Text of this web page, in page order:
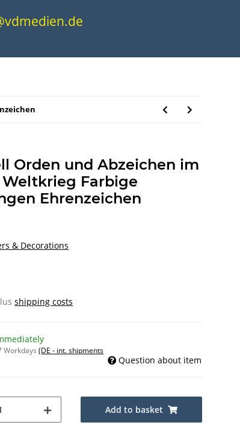
Orden und Abzeichen im
Farbige
Ehrenzeichen
& Decorations
shipping costs
Workdays(DE - int. shipments
Question about item
Add to basket